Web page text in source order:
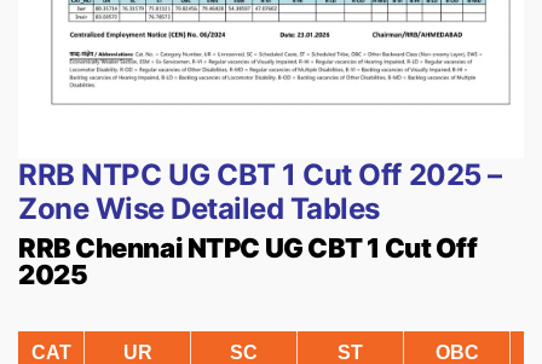
RRB NTPC UG CBT 1 Cut Off 2025 –
Zone Wise Detailed Tables
RRB Chennai NTPC UG CBT 1 Cut Off
2025
CAT
UR SC ST OBC